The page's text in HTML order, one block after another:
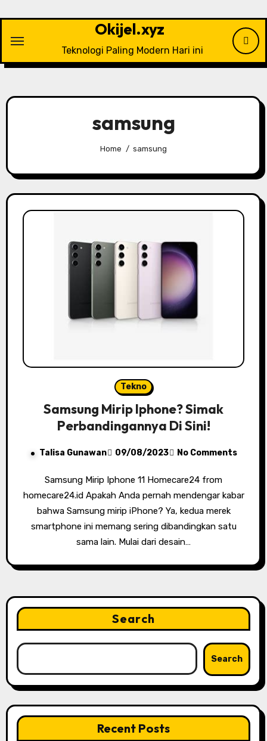
content
Okijel.xyz
Teknologi Paling Modern Hari ini
samsung
Home samsung
Tekno
Samsung Mirip Iphone? Simak
Perbandingannya Di Sini!
Talisa Gunawan 09/08/2023 No Comments
Samsung Mirip Iphone 11 Homecare24 from
homecare24.id Apakah Anda pernah mendengar kabar
bahwa Samsung mirip iPhone? Ya, kedua merek
smartphone ini memang sering dibandingkan satu
sama lain. Mulai dari desain…
Search
Search
Recent Posts